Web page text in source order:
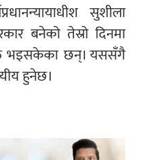
सुशीला
बनेको तेस्रो दिनमा
भइसकेका छन्। यससँगै
हुनेछ।